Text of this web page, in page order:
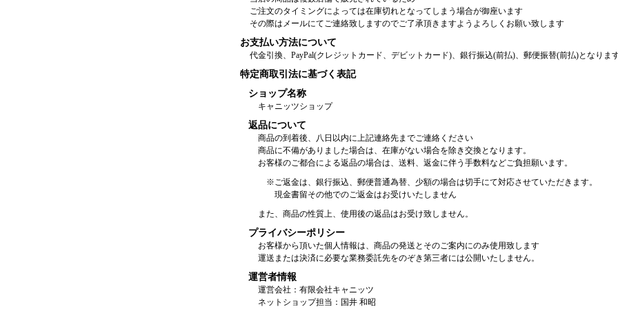
ご注文のタイミングによっては在庫切れとなってしまう場合が御座います
その際はメールにてご連絡致しますのでご了承頂きますようよろしくお願い致します
お支払い方法について
代金引換、PayPal(クレジットカード、デビットカード)、銀行振込(前払)、郵便振替(前払)となりま
特定商取引法に基づく表記
ショップ名称
キャニッツショップ
返品について
商品の到着後、八日以内に上記連絡先までご連絡ください
商品に不備がありました場合は、在庫がない場合を除き交換となります。
お客様のご都合による返品の場合は、送料、返金に伴う手数料などご負担願います。
※ご返金は、銀行振込、郵便普通為替、少額の場合は切手にて対応させていただきます。
現金書留その他でのご返金はお受けいたしません
また、商品の性質上、使用後の返品はお受け致しません。
プライバシーポリシー
お客様から頂いた個人情報は、商品の発送とそのご案内にのみ使用致します
運送または決済に必要な業務委託先をのぞき第三者には公開いたしません。
運営者情報
運営会社：有限会社キャニッツ
ネットショップ担当：国井 和昭